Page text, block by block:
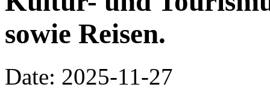
sowie Reisen.
Date: 2025-11-27